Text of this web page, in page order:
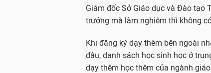
Giám đốc Sở Giáo dục và Đào tạo
trưởng mà làm nghiêm thì không
Khi đăng ký dạy thêm bên ngoài
đâu, danh sách học sinh học ở
dạy thêm học thêm của ngành